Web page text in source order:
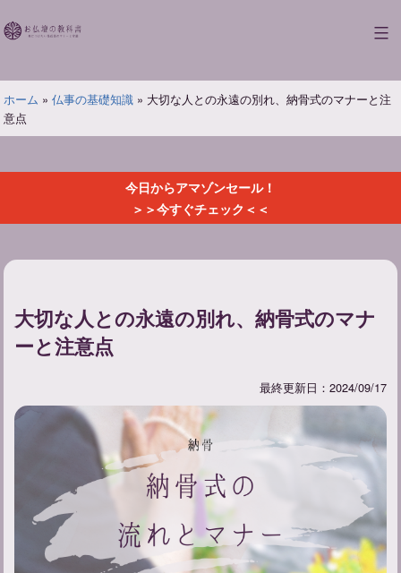
ン
ツ
へ
ス
お
壇
の
教
ホーム » 仏事の基礎知識» 大切な人との永遠の別れ、納骨式のマナーと注
意点
今日からアマゾンセール！
＞＞今すぐチェック＜＜
大切な人との永遠の別れ、納骨式のマナ
ーと注意点
最終更新日：2024/09/17